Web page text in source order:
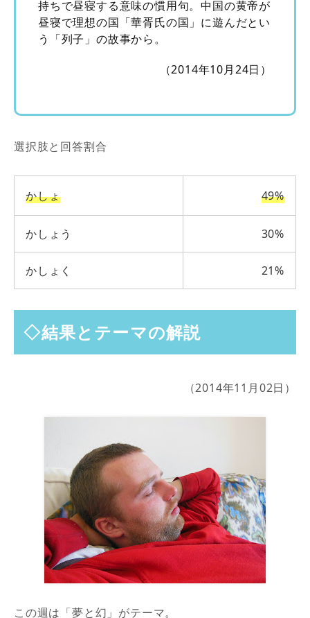
持ちで昼寝する意味の慣用句。中国の黄帝が
昼寝で理想の国「華胥氏の国」に遊んだとい
う「列子」の故事から。
（2014年10月24日）
選択肢と回答割合
かしょ 49%
かしょう 30%
かしょく 21%
◇結果とテーマの解説
（2014年11月02日）
この週は「夢と幻」がテーマ。